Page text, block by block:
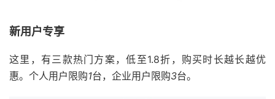
新用户专享
这里，有三款热门方案，低至1.8折， 购买时长越长越优
惠。个人用户限购1台，企业用户限购3台。